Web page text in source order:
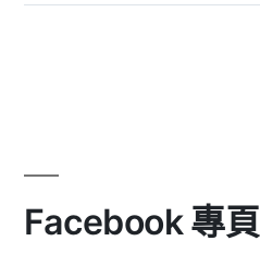
Facebook 專頁